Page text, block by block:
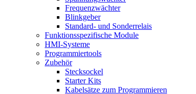
Frequenzwächter
Blinkgeber
Standard- und Sonderrelais
Funktionsspezifische Module
HMI-Systeme
Programmiertools
Zubehör
Stecksockel
Starter Kits
Kabelsätze zum Programmieren